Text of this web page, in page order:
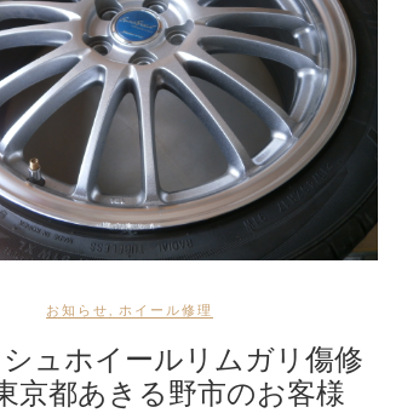
お知らせ ホイール修理
ュホイールリムガリ傷修
都あきる野市のお客様